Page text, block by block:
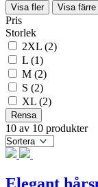
Visa fler Visa färre
Pris
Storlek
2XL (2)
L (1)
M (2)
S (2)
XL (2)
Rensa
10 av 10 produkter
Elegant